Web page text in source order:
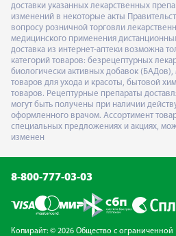
доставки указанных лекарственных
изменений в некоторые акты
вопросу розничной торговли
медицинского применения
доставка из интернет-аптеки возможна
категорий товаров: безрецептурных
биологически активных добавок
товаров для ухода и красоты, бытовой
товаров. Рецептурные препараты
могут быть получены при наличии
оформленного врачом. Ассортимент
специальных предложениях и акциях,
изменен
8-800-777-03-03
Копирайт: © 2026 Общество с ограниченной